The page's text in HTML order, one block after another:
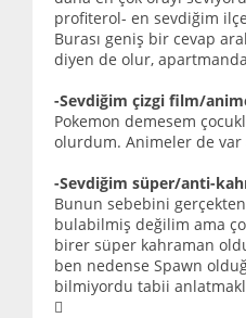
profiterol- en sevdiğim
Burası geniş bir cevap
diyen de olur,
-Sevdiğim çizgi film/
Pokemon demesem
olurdum. Animeler de var
-Sevdiğim süper/anti-
Bunun sebebini
bulabilmiş değilim ama
birer süper kahraman
ben nedense Spawn
bilmiyordu tabii
